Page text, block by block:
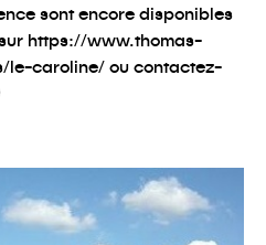
sont encore disponibles
https://www.thomas-
le-caroline/ ou contactez-